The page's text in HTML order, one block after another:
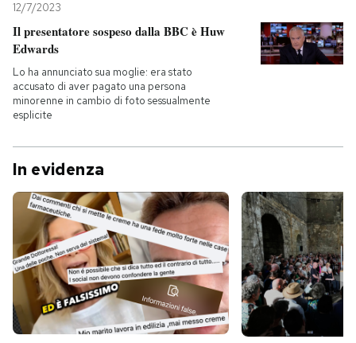
12/7/2023
Il presentatore sospeso dalla BBC è Huw
Edwards
Lo ha annunciato sua moglie: era stato
accusato di aver pagato una persona
minorenne in cambio di foto sessualmente
esplicite
In evidenza